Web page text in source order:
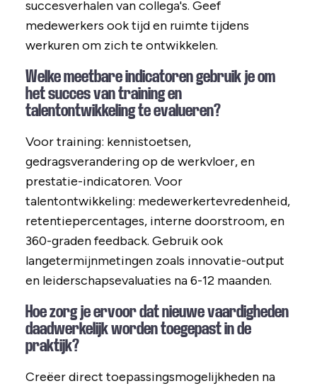
succesverhalen van collega's. Geef
medewerkers ook tijd en ruimte tijdens
werkuren om zich te ontwikkelen.
Welke meetbare indicatoren gebruik je om
het succes van training en
talentontwikkeling te evalueren?
Voor training: kennistoetsen,
gedragsverandering op de werkvloer, en
prestatie-indicatoren. Voor
talentontwikkeling: medewerkertevredenheid,
retentiepercentages, interne doorstroom, en
360-graden feedback. Gebruik ook
langetermijnmetingen zoals innovatie-output
en leiderschapsevaluaties na 6-12 maanden.
Hoe zorg je ervoor dat nieuwe vaardigheden
daadwerkelijk worden toegepast in de
praktijk?
Creëer direct toepassingsmogelijkheden na